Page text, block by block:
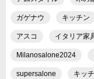
ガゲナウ キッチン
アスコ イタリア家
Milanosalone2024
supersalone キッ